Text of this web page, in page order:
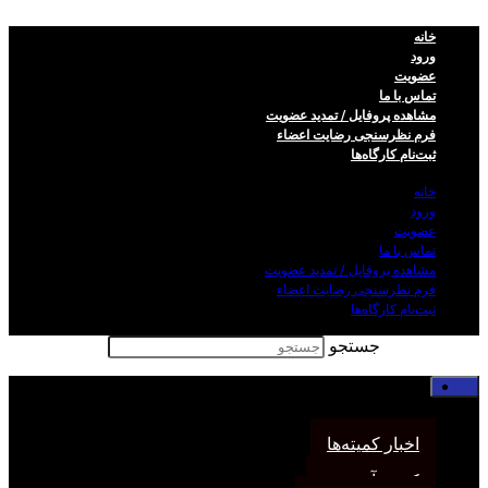
خانه
ورود
عضویت
تماس با ما
مشاهده پروفایل / تمدید عضویت
فرم نظر‌سنجی رضایت اعضاء
ثبت‌نام کارگاه‌ها
خانه
ورود
عضویت
تماس با ما
مشاهده پروفایل / تمدید عضویت
فرم نظر‌سنجی رضایت اعضاء
ثبت‌نام کارگاه‌ها
جستجو
اخبار کمیته‌ها
کمیته آموزش